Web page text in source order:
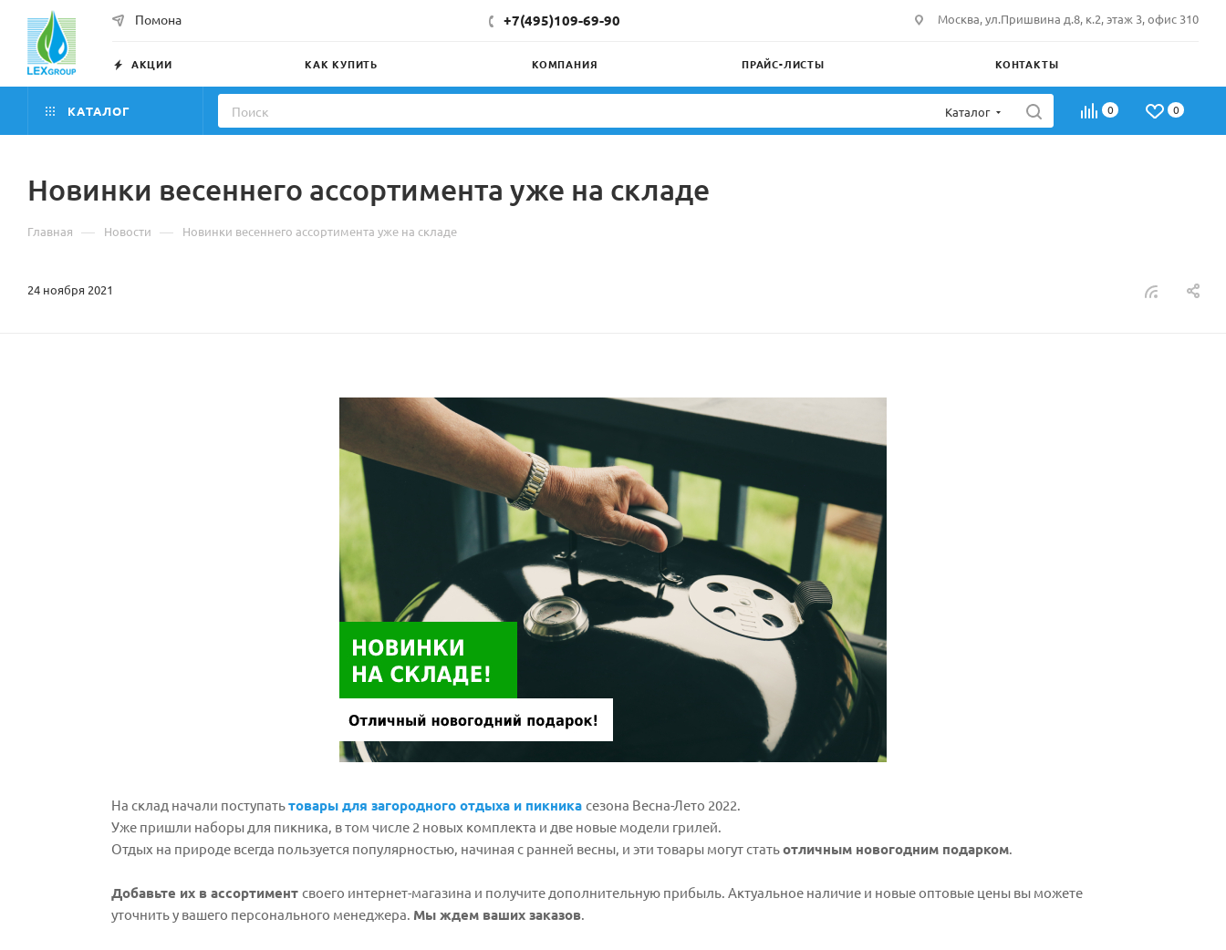
Помона +7(495)109-69-90 Москва, ул.Пришвина д.8, к.2, этаж 3, офис 310
АКЦИИ КАК КУПИТЬ КОМПАНИЯ ПРАЙС-ЛИСТЫ КОНТАКТЫ
КАТАЛОГ Каталог 0 0
Новинки весеннего ассортимента уже на складе
Главная — Новости — Новинки весеннего ассортимента уже на складе
24 ноября 2021
На склад начали поступатьтовары для загородного отдыха и пикника сезона Весна-Лето 2022.
Уже пришли наборы для пикника, в том числе 2 новых комплекта и две новые модели грилей.
Отдых на природе всегда пользуется популярностью, начиная с ранней весны, и эти товары могут статьотличным новогодним подарком.
Добавьте их в ассортимент своего интернет-магазина и получите дополнительную прибыль. Актуальное наличие и новые оптовые цены вы можете
уточнить у вашего персонального менеджера. Мы ждем ваших заказов.